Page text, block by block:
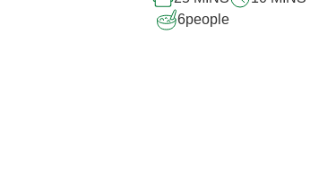
6people